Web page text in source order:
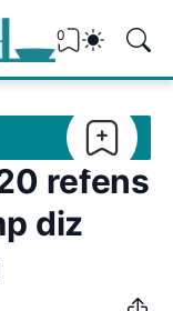
0
reféns
diz